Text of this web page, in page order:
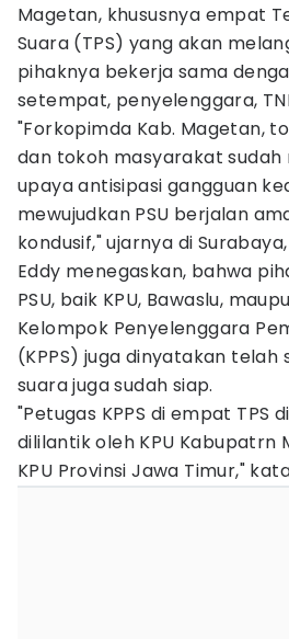
Magetan, khususnya empat
Suara (TPS) yang akan
pihaknya bekerja sama
setempat, penyelenggara,
"Forkopimda Kab. Magetan,
dan tokoh masyarakat sudah
upaya antisipasi gangguan
mewujudkan PSU berjalan
kondusif," ujarnya di
Eddy menegaskan, bahwa
PSU, baik KPU, Bawaslu,
Kelompok Penyelenggara
(KPPS) juga dinyatakan telah
suara juga sudah siap.
"Petugas KPPS di empat TPS
dililantik oleh KPU Kabupatrn
KPU Provinsi Jawa Timur,"